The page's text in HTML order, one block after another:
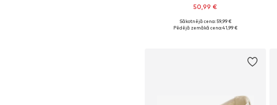
50,99 €
Pieejams daudzos izmēros
Sākotnējā cena: 59,99 €
Pēdējā zemākā cena:41,99 €